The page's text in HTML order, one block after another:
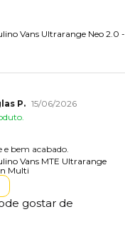
Vans Ultrarange Neo 2.0 -
P. 15/06/2026
bem acabado.
Vans MTE Ultrarange
Multi
gostar de